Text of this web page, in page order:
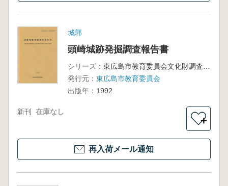
城郭
頭崎城跡発掘調査報告書
シリーズ：
発行元： 東広島市教育委員会
出版年： 1992
新刊 在庫なし
＋
再入荷メール通知